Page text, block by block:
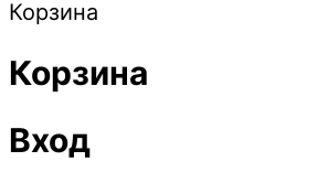
Корзина
Корзина
Вход